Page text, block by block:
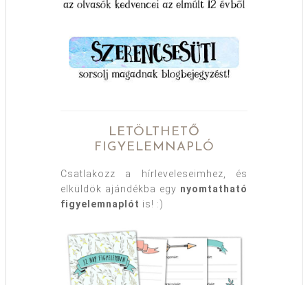
LETÖLTHETŐ
FIGYELEMNAPLÓ
Csatlakozz a hírleveleseimhez, és
elküldök ajándékba egy nyomtatható
figyelemnaplót is! :)